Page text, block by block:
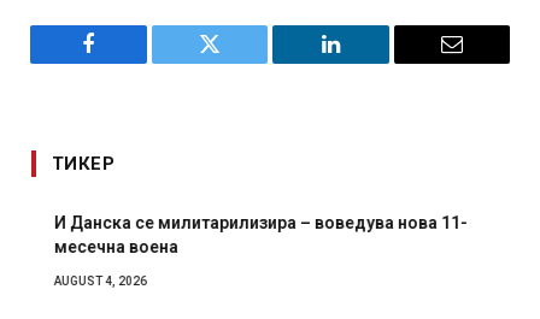
Facebook Twitter LinkedIn Email
ТИКЕР
И Данска се милитарилизира – воведува нова 11-
месечна воена
AUGUST 4, 2026